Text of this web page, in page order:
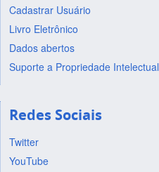
Cadastrar Usuário
Livro Eletrônico
Dados abertos
Suporte a Propriedade Intelectual
Redes Sociais
Twitter
YouTube